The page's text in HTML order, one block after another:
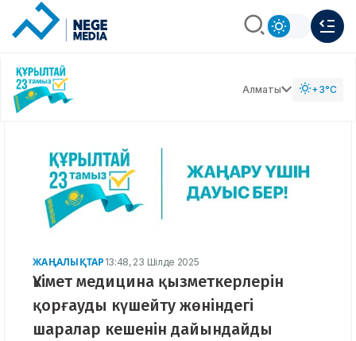
Алматы +3°C
ЖАҢАЛЫҚТАР 13:48, 23 Шілде 2025
Үкімет медицина қызметкерлерін
қорғауды күшейту жөніндегі
шаралар кешенін дайындайды